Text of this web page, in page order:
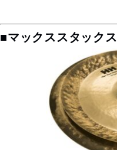
■マックススタックス